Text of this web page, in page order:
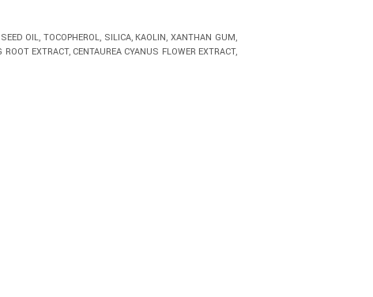
OIL, TOCOPHEROL, SILICA, KAOLIN, XANTHAN GUM,
EXTRACT, CENTAUREA CYANUS FLOWER EXTRACT,